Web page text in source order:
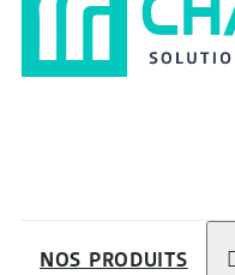
NOS PRODUITS